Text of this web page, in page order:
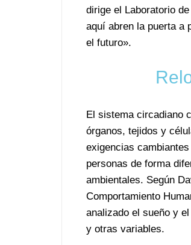
dirige el Laboratorio
aquí abren la puerta a
el futuro».
El sistema circadiano
órganos, tejidos y
exigencias
personas de forma
ambientales. Según
Comportamiento
analizado el sueño y
y otras variables.